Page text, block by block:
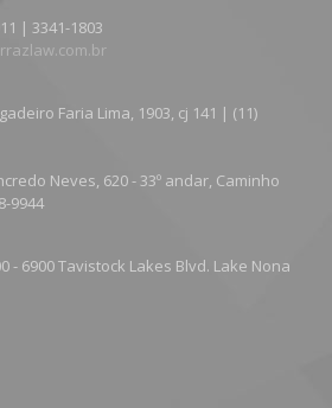
| 3341-1803
Faria Lima, 1903, cj 141 | (11)
Neves, 620 - 33º andar, Caminho
9944
- 6900 Tavistock Lakes Blvd. Lake Nona